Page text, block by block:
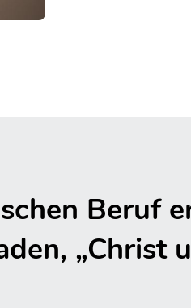
Beruf
„Christ